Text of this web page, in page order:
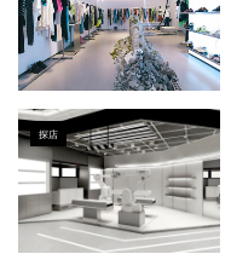
探店